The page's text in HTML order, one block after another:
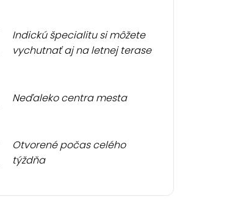
Indickú špecialitu si môžete
vychutnať aj na letnej terase
Neďaleko centra mesta
Otvorené počas celého
týždňa